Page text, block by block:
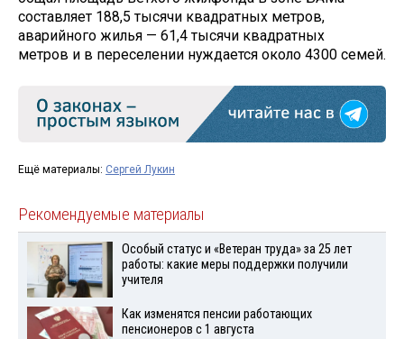
составляет 188,5 тысячи квадратных метров,
аварийного жилья — 61,4 тысячи квадратных
метров и в переселении нуждается около 4300 семей.
Ещё материалы: Сергей Лукин
Рекомендуемые материалы
Особый статус и «Ветеран труда» за 25 лет
работы: какие меры поддержки получили
учителя
Как изменятся пенсии работающих
пенсионеров с 1 августа